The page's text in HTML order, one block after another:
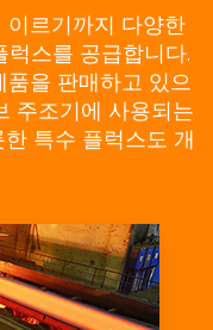
이르기까지 다양한
스를 공급합니다.
을 판매하고 있으
주조기에 사용되는
특수 플럭스도 개